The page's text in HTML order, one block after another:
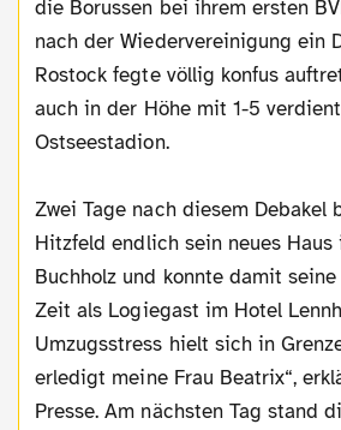
die Borussen bei ihrem ersten
nach der Wiedervereinigung ein
Rostock fegte völlig konfus
auch in der Höhe mit 1-5
Ostseestadion.
Zwei Tage nach diesem Debakel
Hitzfeld endlich sein neues Haus
Buchholz und konnte damit
Zeit als Logiegast im Hotel
Umzugsstress hielt sich in
erledigt meine Frau Beatrix“,
Presse. Am nächsten Tag stand